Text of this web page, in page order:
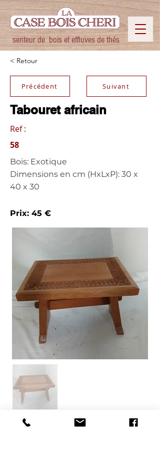
senteur de bois et effluves de thés
< Retour
Précédent Suivant
Tabouret africain
Ref :
58
Bois: Exotique
Dimensions en cm (HxLxP): 30 x
40 x 30
Prix: 45 €